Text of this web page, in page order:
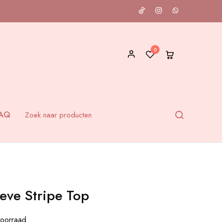
0
Stripe Top